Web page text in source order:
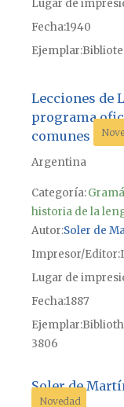
Lugar de
Fecha1940
Ejemplar
Lecciones de
programa
comunes
Argentina
Categoría:
historia de la
Autor Soler de
Impresor/Editor
Lugar de
Fecha1887
Ejemplar
3806
Soler de
Novedad